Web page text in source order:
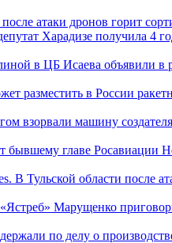
атаки дронов горит
Харадизе получила 4
в ЦБ Исаева объявили в
разместить в России
взорвали машину
бывшему главе Росавиации
В Тульской области после
Марущенко
по делу о